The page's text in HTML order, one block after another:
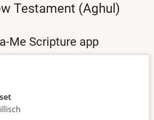
Testament (Aghul)
Me Scripture app